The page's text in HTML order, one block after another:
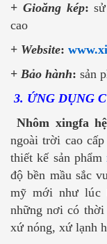
+ Gioăng kép:
cao
+ Website:
+ Bảo hành: sản
3. ỨNG DỤNG
Nhôm xingfa
ngoài trời cao
thiết kế sản phẩm
độ bền mầu sắc
mỹ mới như lúc
những nơi có thời
xứ nóng, xứ lạnh